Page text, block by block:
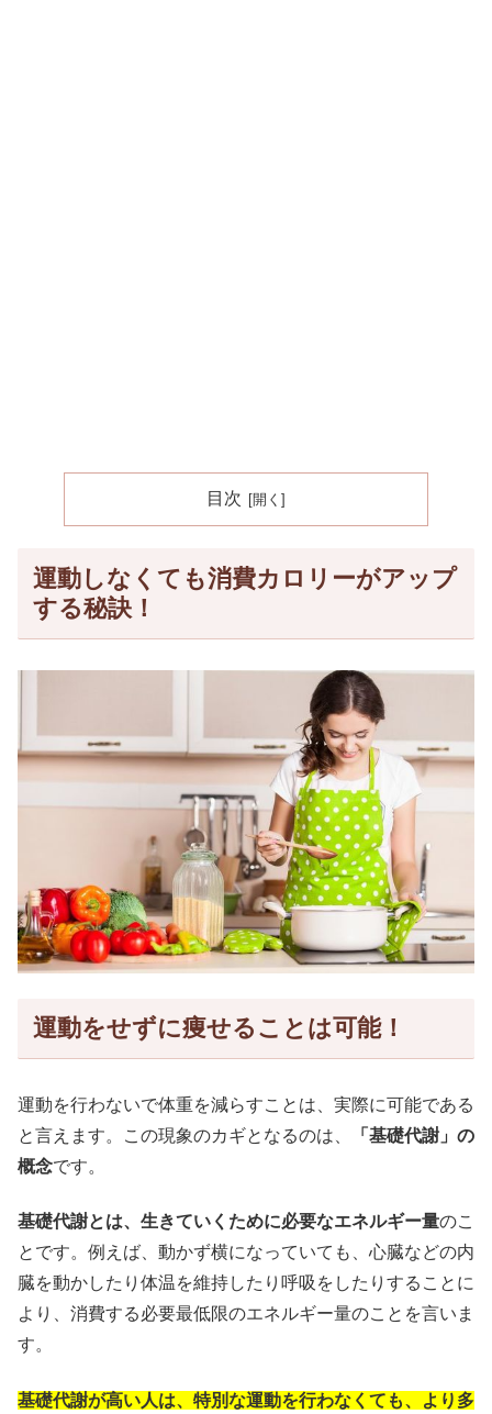
目次
運動しなくても消費カロリーがアップ
する秘訣！
運動をせずに痩せることは可能！
運動を行わないで体重を減らすことは、実際に可能である
と言えます。この現象のカギとなるのは、
「基礎代謝」の
概念です。
基礎代謝とは、生きていくために必要なエネルギー量のこ
とです。例えば、動かず横になっていても、心臓などの内
臓を動かしたり体温を維持したり呼吸をしたりすることに
より、消費する必要最低限のエネルギー量のことを言いま
す。
基礎代謝が高い人は、特別な運動を行わなくても、より多